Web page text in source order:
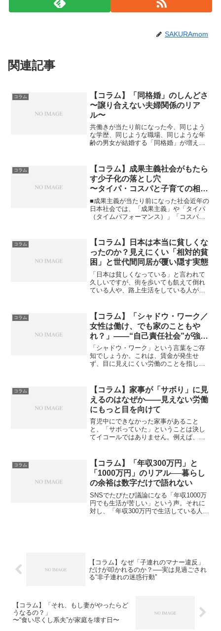
SAKURAmom
関連記事
コラム
【コラム】「同格婚」のしんどさ
〜譲り合えない夫婦関係のリア
ル〜
共働きが当たり前になった今、同じよう
な学歴、同じような職場、同じような年
齢の男女が結婚する「同格婚」が増えて
がら、理想的に見えるこの関係。でも実
は、この「同格」であるが...
コラム
【コラム】成果主義社会がもたら
す少子化の落とし穴
〜タイパ・コスパと子育ての相性
の悪さとは〜
■成果主義が当たり前になった社会近年の
日本社会では、「成果主義」や「タイパ
（タイムパフォーマンス）」「コスパ
るべく早く、なるべく無駄を省き、効率
よく成果を出す──そんな...
コラム
【コラム】日本は本当に貧しくな
ったのか？見えにくい「相対的貧
困」と世代間同居が覆い隠す実態
「日本は貧しくなっている」と言われて
久しいですが、街を歩いても飢えて倒れ
ている人や、路上生活をしている人があ
ら来るのでしょうか？今回は日本の「見
えにくい貧困」の実態と、親...
コラム
【コラム】「シャドウ・ワーク／
女性は働け、でも家のこともや
れ？」――“自己責任社会”が強い
る二重労働
「シャドウ・ワーク」という言葉をご存
知でしょうか。これは、賃金が発生せ
ず、目に見えにくい労働のことを指しま
したシャドウ・ワークが女性のキャリア
に与える影響についての議...
コラム
【コラム】家事が「サボり」に見
えるのはなぜか――見えない労働
にもっと目を向けて
育児中にできなかった家事があること
と、「サボっていた」ということは決し
てイコールではありません。例えば、人
その人が休むことなく、1本の電話を取り
続けていたとしても、...
コラム
【コラム】「年収300万円」と
「1000万円」のリアル──暮らし
の余裕は数字だけで語れない
SNSでたびたび議論になる「年収1000万
円でも生活が苦しい」という声。それに
対し、「年収300万円で生活している人も
【コラム】なぜ「子連れのマナー違反」
だけが叩かれるのか？──実は見過ごされ
る“非子連れの迷惑行動”
【コラム】「それ、もし妻がやったらど
うなるの？」
〜“食い尽くし系夫”が家庭を壊す日〜